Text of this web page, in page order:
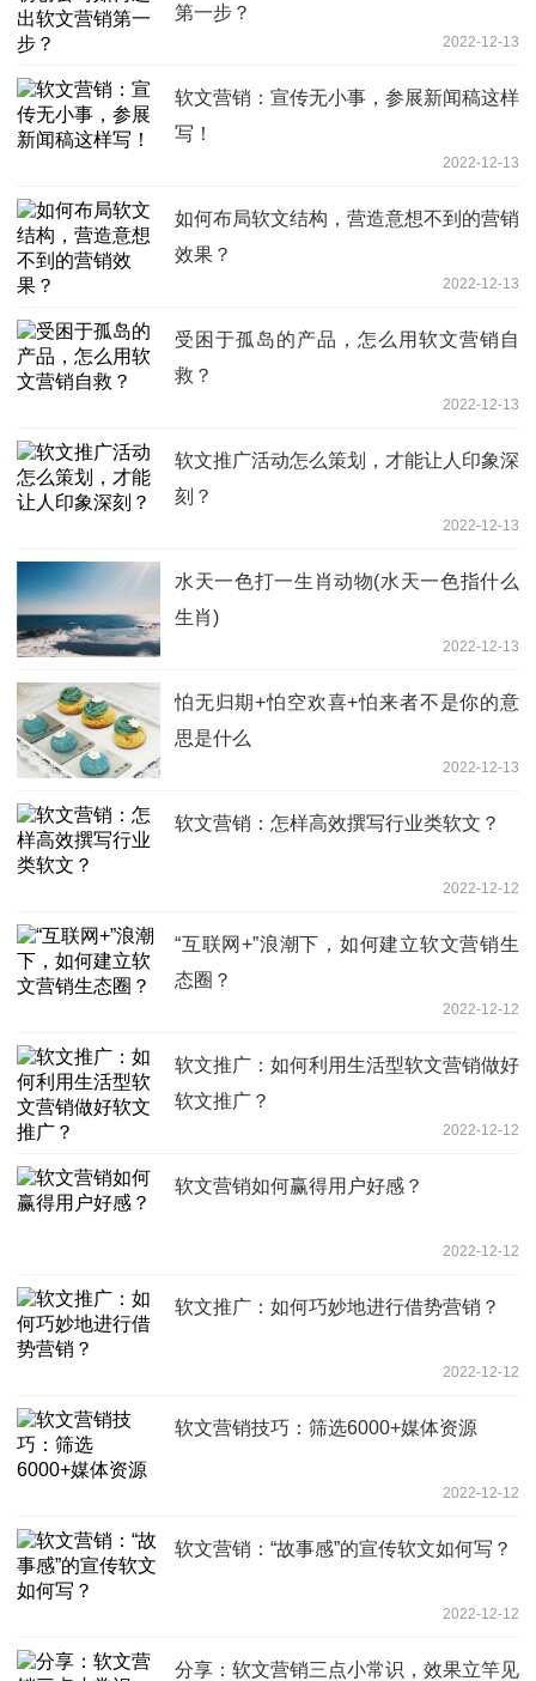
第一步？
2022-12-13
软文营销：宣传无小事，参展新闻稿这样
写！
2022-12-13
如何布局软文结构，营造意想不到的营销
效果？
2022-12-13
受困于孤岛的产品，怎么用软文营销自
救？
2022-12-13
软文推广活动怎么策划，才能让人印象深
刻？
2022-12-13
水天一色打一生肖动物(水天一色指什么
生肖)
2022-12-13
怕无归期+怕空欢喜+怕来者不是你的意
思是什么
2022-12-13
软文营销：怎样高效撰写行业类软文？
2022-12-12
“互联网+”浪潮下，如何建立软文营销生
态圈？
2022-12-12
软文推广：如何利用生活型软文营销做好
软文推广？
2022-12-12
软文营销如何赢得用户好感？
2022-12-12
软文推广：如何巧妙地进行借势营销？
2022-12-12
软文营销技巧：筛选6000+媒体资源
2022-12-12
软文营销：“故事感”的宣传软文如何写？
2022-12-12
分享：软文营销三点小常识，效果立竿见